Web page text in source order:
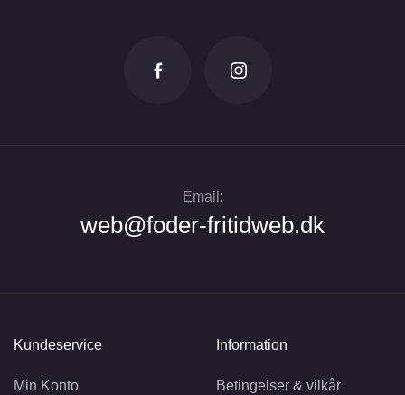
Email:
web@foder-fritidweb.dk
Kundeservice
Min Konto
Information
Betingelser & vilkår